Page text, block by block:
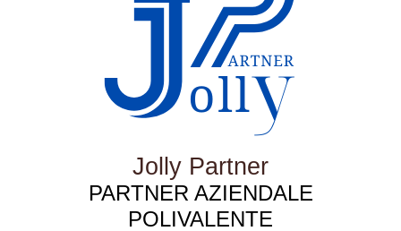
Jolly Partner
PARTNER AZIENDALE
POLIVALENTE